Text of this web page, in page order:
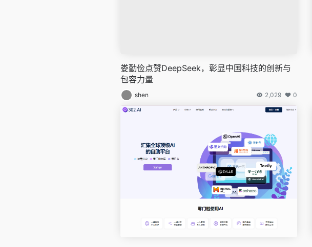
娄勤俭点赞DeepSeek，彰显中国科技的创新与
包容力量
shen 2,029 0